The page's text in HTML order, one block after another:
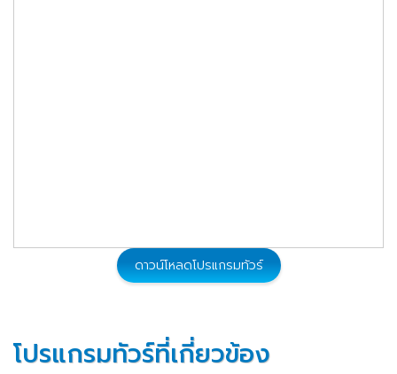
21 - 25 ต.ค. 2569 55,900
04 - 08 พ.ย. 2569
ดาวน์โหลดโปรแกรมทัวร์
โปรแกรมทัวร์ที่เกี่ยวข้อง